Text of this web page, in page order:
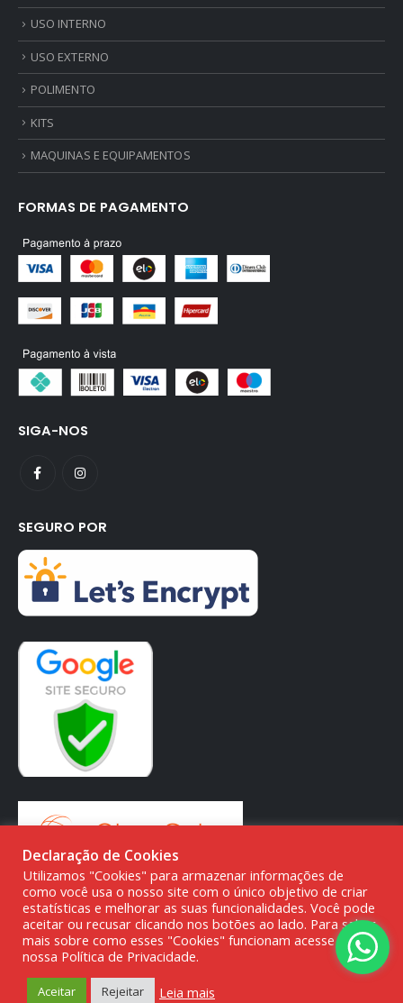
USO INTERNO
USO EXTERNO
POLIMENTO
KITS
MAQUINAS E EQUIPAMENTOS
FORMAS DE PAGAMENTO
SIGA-NOS
SEGURO POR
© DMG PARTS COMÉRCIO DE PRODUTOS AUTOMOTIVOS -
Declaração de Cookies
Utilizamos "Cookies" para armazenar informações de
como você usa o nosso site com o único objetivo de criar
estatísticas e melhorar as suas funcionalidades. Você pode
aceitar ou recusar clicando nos botões ao lado. Para saber
mais sobre como esses "Cookies" funcionam acesse a
nossa Política de Privacidade.
Aceitar Rejeitar Leia mais